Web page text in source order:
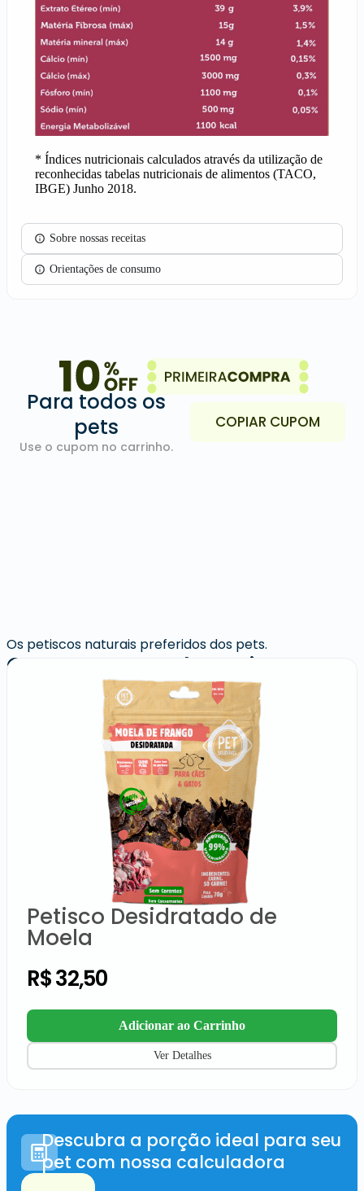
* Índices nutricionais calculados através da utilização de
reconhecidas tabelas nutricionais de alimentos (TACO,
IBGE) Junho 2018.
Sobre nossas receitas
Orientações de consumo
Para todos os
pets
Use o cupom no carrinho.
COPIAR CUPOM
Quem comprou levou junto:
Os petiscos naturais preferidos dos pets.
Petisco Desidratado de
Moela
R$32,50
Adicionar ao Carrinho
Ver Detalhes
Descubra a porção ideal para seu
pet com nossa calculadora